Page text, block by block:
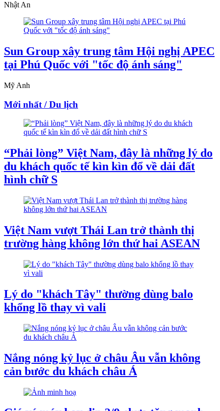
Nhật An
Sun Group xây trung tâm Hội nghị APEC
tại Phú Quốc với "tốc độ ánh sáng"
Mỹ Anh
Mới nhất / Du lịch
“Phải lòng” Việt Nam, đây là những lý do
du khách quốc tế kìn kìn đổ về dải đất
hình chữ S
Việt Nam vượt Thái Lan trở thành thị
trường hàng không lớn thứ hai ASEAN
Lý do "khách Tây" thường dùng balo
khổng lồ thay vì vali
Nắng nóng kỷ lục ở châu Âu vẫn không
cản bước du khách châu Á